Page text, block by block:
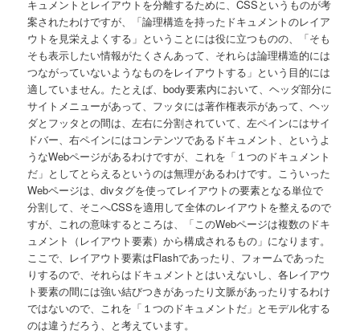
キュメントとレイアウトを分離するために、CSSというものが考
案されたわけですが、「論理構造を持ったドキュメントのレイア
ウトを見栄えよくする」ということには役に立つものの、「そも
そも表示したい情報がたくさんあって、それらは論理構造的には
つながっていないようなものをレイアウトする」という目的には
適していません。たとえば、body要素内において、ヘッダ部分に
サイトメニューがあって、フッタには著作権表示があって、ヘッ
ダとフッタとの間は、左右に分割されていて、左ペインにはサイ
ドバー、右ペインにはコンテンツであるドキュメント、というよ
うなWebページがあるわけですが、これを「１つのドキュメント
だ」としてとらえるというのは無理があるわけです。こういった
Webページは、divタグを使ってレイアウトの要素となる単位で
分割して、そこへCSSを適用して全体のレイアウトを整えるので
すが、これの意味するところは、「このWebページは複数のドキ
ュメント（レイアウト要素）から構成されるもの」になります。
ここで、レイアウト要素はFlashであったり、フォームであった
りするので、それらはドキュメントとはいえないし、各レイアウ
ト要素の間には強い結びつきがあったり文脈があったりするわけ
ではないので、これを「１つのドキュメントだ」とモデル化する
のは違うだろう、と考えています。